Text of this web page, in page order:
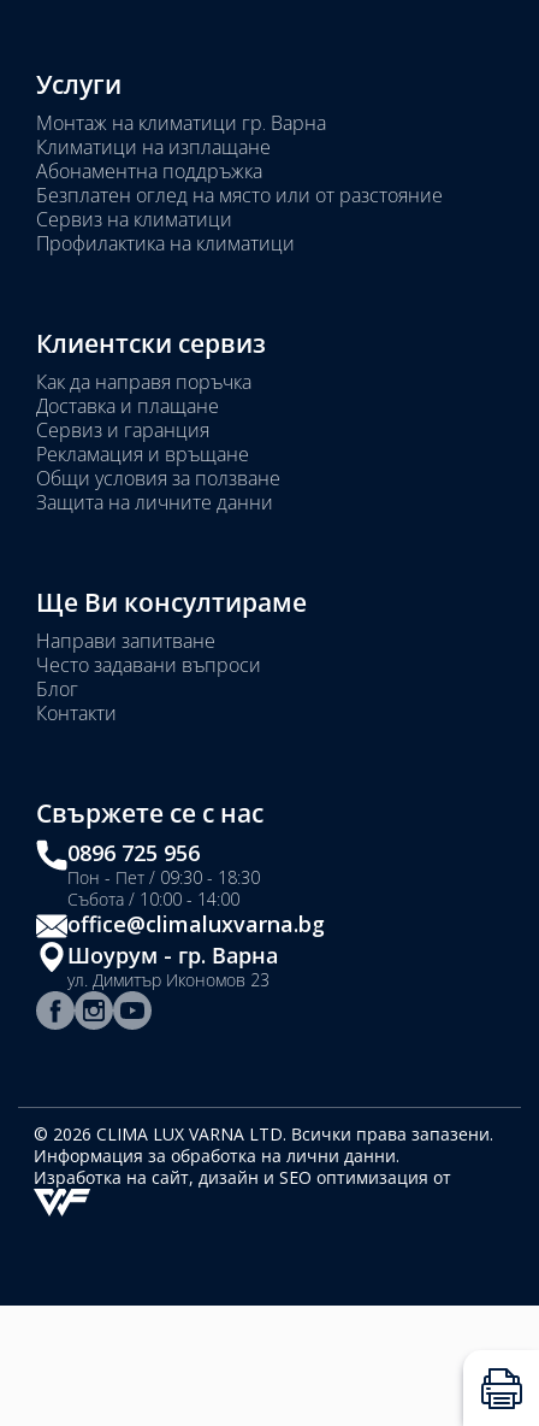
Услуги
Монтаж на климатици гр. Варна
Климатици на изплащане
Абонаментна поддръжка
Безплатен оглед на място или от разстояние
Сервиз на климатици
Профилактика на климатици
Клиентски сервиз
Как да направя поръчка
Доставка и плащане
Сервиз и гаранция
Рекламация и връщане
Общи условия за ползване
Защита на личните данни
Ще Ви консултираме
Направи запитване
Често задавани въпроси
Блог
Контакти
Свържете се с нас
0896 725 956
Пон - Пет / 09:30 - 18:30
Събота / 10:00 - 14:00
office@climaluxvarna.bg
Шоурум - гр. Варна
ул. Димитър Икономов 23
© 2026 CLIMA LUX VARNA LTD. Всички права запазени.
Информация за обработка на лични данни.
Изработка на сайт, дизайн и SEO оптимизация от